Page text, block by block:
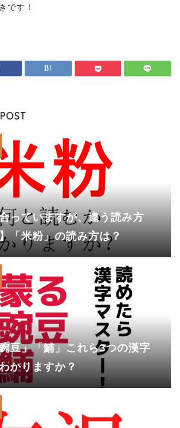
です！
っていますが、違う読み方
「米粉」の読み方は？
豆」「鯆」これら3つの漢字
かりますか？